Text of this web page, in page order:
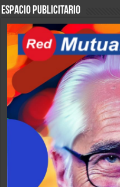
ESPACIO PUBLICITARIO